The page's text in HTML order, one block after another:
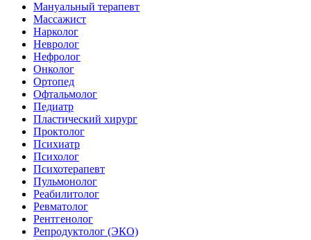
Мануальный терапевт
Массажист
Нарколог
Невролог
Нефролог
Онколог
Ортопед
Офтальмолог
Педиатр
Пластический хирург
Проктолог
Психиатр
Психолог
Психотерапевт
Пульмонолог
Реабилитолог
Ревматолог
Рентгенолог
Репродуктолог (ЭКО)